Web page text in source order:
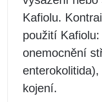
Kafiolu.
použití
onemocnění
kojení.